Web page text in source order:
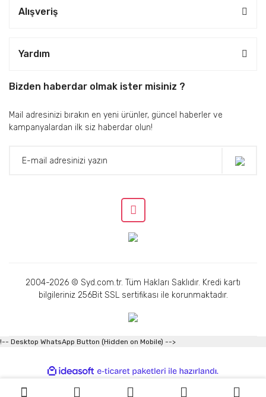
Alışveriş
Yardım
Bizden haberdar olmak ister misiniz ?
Mail adresinizi bırakın en yeni ürünler, güncel haberler ve
kampanyalardan ilk siz haberdar olun!
2004-2026 © Syd.com.tr. Tüm Hakları Saklıdır. Kredi kartı
bilgileriniz 256Bit SSL sertifikası ile korunmaktadır.
!-- Desktop WhatsApp Button (Hidden on Mobile) -->
ideasoft
e-